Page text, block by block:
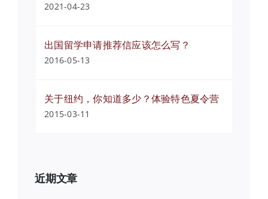
2021-04-23
出国留学申请推荐信应该怎么写？
2016-05-13
关于纽约，你知道多少？体验特色夏令营
2015-03-11
近期文章